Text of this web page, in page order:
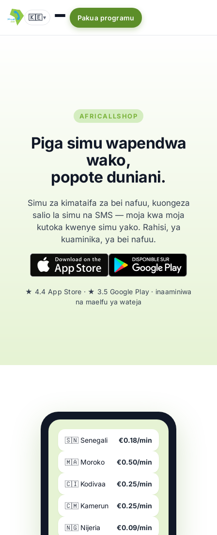
🇰🇪▾ Pakua programu
AFRICALLSHOP
Piga simu wapendwa
wako,
popote duniani.
Simu za kimataifa za bei nafuu, kuongeza
salio la simu na SMS — moja kwa moja
kutoka kwenye simu yako. Rahisi, ya
kuaminika, ya bei nafuu.
★ 4.4 App Store · ★ 3.5 Google Play · inaaminiwa
na maelfu ya wateja
🇸🇳 Senegali €0.18/min
🇲🇦 Moroko €0.50/min
🇨🇮 Kodivaa €0.25/min
🇨🇲 Kamerun €0.25/min
🇳🇬 Nijeria €0.09/min